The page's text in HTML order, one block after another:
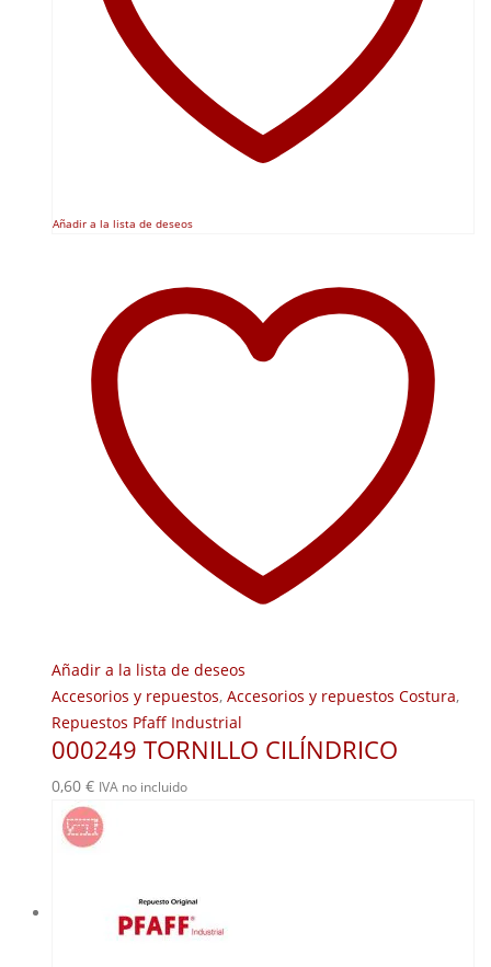
Añadir a la lista de deseos
Añadir a la lista de deseos
Accesorios y repuestos, Accesorios y repuestos Costura,
Repuestos Pfaff Industrial
000249 TORNILLO CILÍNDRICO
0,60 € IVA no incluido